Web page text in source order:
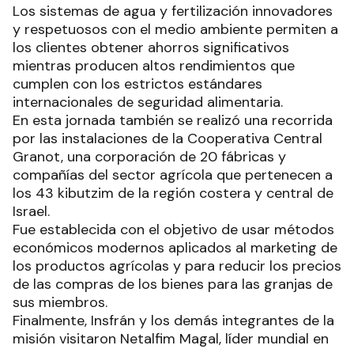
Los sistemas de agua y fertilización innovadores
y respetuosos con el medio ambiente permiten a
los clientes obtener ahorros significativos
mientras producen altos rendimientos que
cumplen con los estrictos estándares
internacionales de seguridad alimentaria.
En esta jornada también se realizó una recorrida
por las instalaciones de la Cooperativa Central
Granot, una corporación de 20 fábricas y
compañías del sector agrícola que pertenecen a
los 43 kibutzim de la región costera y central de
Israel.
Fue establecida con el objetivo de usar métodos
económicos modernos aplicados al marketing de
los productos agrícolas y para reducir los precios
de las compras de los bienes para las granjas de
sus miembros.
Finalmente, Insfrán y los demás integrantes de la
misión visitaron Netalfim Magal, líder mundial en